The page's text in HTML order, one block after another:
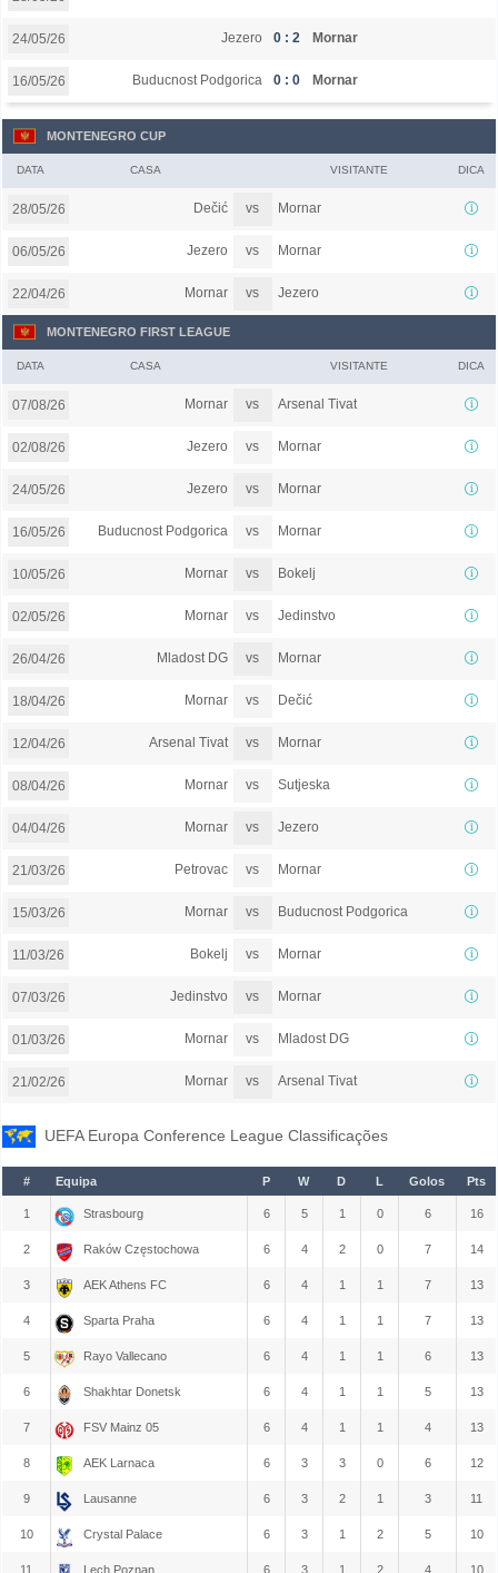
24/05/26 Jezero 0 : 2 Mornar
16/05/26 Buducnost Podgorica 0 : 0 Mornar
MONTENEGRO CUP
DATA CASA VISITANTE DICA
28/05/26 Dečić vs Mornar
06/05/26 Jezero vs Mornar
22/04/26 Mornar vs Jezero
MONTENEGRO FIRST LEAGUE
DATA CASA VISITANTE DICA
07/08/26 Mornar vs Arsenal Tivat
02/08/26 Jezero vs Mornar
24/05/26 Jezero vs Mornar
16/05/26 Buducnost Podgorica vs Mornar
10/05/26 Mornar vs Bokelj
02/05/26 Mornar vs Jedinstvo
26/04/26 Mladost DG vs Mornar
18/04/26 Mornar vs Dečić
12/04/26 Arsenal Tivat vs Mornar
08/04/26 Mornar vs Sutjeska
04/04/26 Mornar vs Jezero
21/03/26 Petrovac vs Mornar
15/03/26 Mornar vs Buducnost Podgorica
11/03/26 Bokelj vs Mornar
07/03/26 Jedinstvo vs Mornar
01/03/26 Mornar vs Mladost DG
21/02/26 Mornar vs Arsenal Tivat
UEFA Europa Conference League Classificações
# Equipa P W D L Golos Pts
1 Strasbourg 6 5 1 0 6 16
2 Raków Częstochowa 6 4 2 0 7 14
3 AEK Athens FC 6 4 1 1 7 13
4 Sparta Praha 6 4 1 1 7 13
5 Rayo Vallecano 6 4 1 1 6 13
6 Shakhtar Donetsk 6 4 1 1 5 13
7 FSV Mainz 05 6 4 1 1 4 13
8 AEK Larnaca 6 3 3 0 6 12
9 Lausanne 6 3 2 1 3 11
10 Crystal Palace 6 3 1 2 5 10
11 Lech Poznan 6 3 1 2 4 10